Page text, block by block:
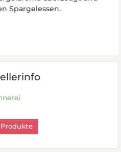
Spargelessen.